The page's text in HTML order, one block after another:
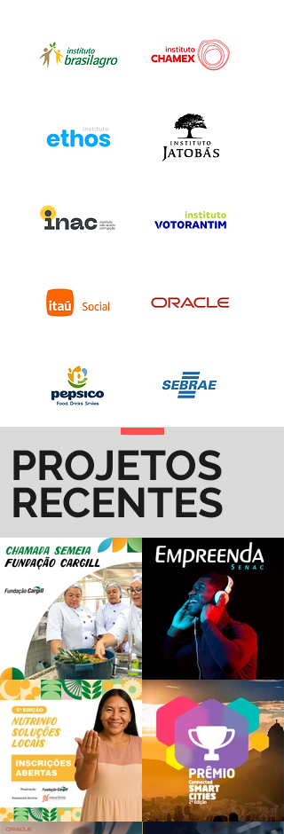
PROJETOS
RECENTES